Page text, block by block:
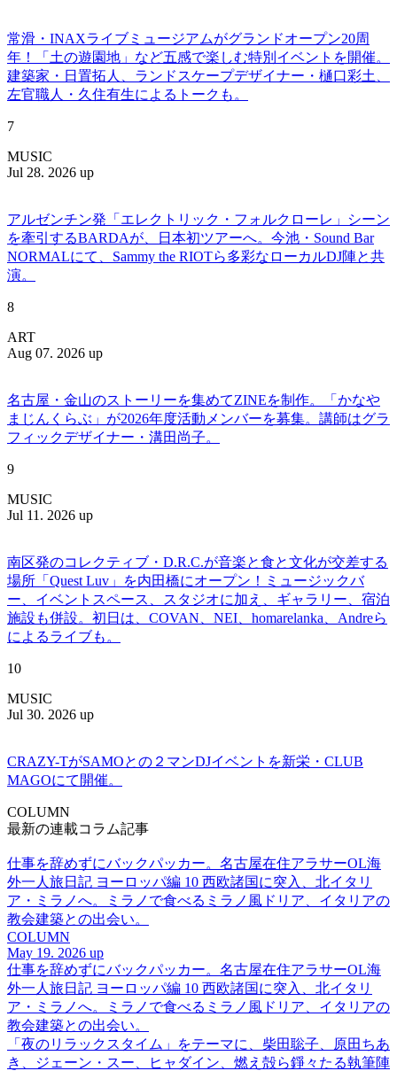
常滑・INAXライブミュージアムがグランドオープン20周
年！「土の遊園地」など五感で楽しむ特別イベントを開催。
建築家・日置拓人、ランドスケープデザイナー・樋口彩土、
左官職人・久住有生によるトークも。
7
MUSIC
Jul 28. 2026 up
アルゼンチン発「エレクトリック・フォルクローレ」シーン
を牽引するBARDAが、日本初ツアーへ。今池・Sound Bar
NORMALにて、Sammy the RIOTら多彩なローカルDJ陣と共
演。
8
ART
Aug 07. 2026 up
名古屋・金山のストーリーを集めてZINEを制作。「かなや
まじんくらぶ」が2026年度活動メンバーを募集。講師はグラ
フィックデザイナー・溝田尚子。
9
MUSIC
Jul 11. 2026 up
南区発のコレクティブ・D.R.C.が⾳楽と⾷と⽂化が交差する
場所「Quest Luv」を内田橋にオープン！ミュージックバ
ー、イベントスペース、スタジオに加え、ギャラリー、宿泊
施設も併設。初日は、COVAN、NEI、homarelanka、Andreら
によるライブも。
10
MUSIC
Jul 30. 2026 up
CRAZY-TがSAMOとの２マンDJイベントを新栄・CLUB
MAGOにて開催。
COLUMN
最新の連載コラム記事
仕事を辞めずにバックパッカー。名古屋在住アラサーOL海
外一人旅日記 ヨーロッパ編 10 西欧諸国に突入、北イタリ
ア・ミラノへ。ミラノで食べるミラノ風ドリア、イタリアの
教会建築との出会い。
COLUMN
May 19. 2026 up
仕事を辞めずにバックパッカー。名古屋在住アラサーOL海
外一人旅日記 ヨーロッパ編 10 西欧諸国に突入、北イタリ
ア・ミラノへ。ミラノで食べるミラノ風ドリア、イタリアの
教会建築との出会い。
「夜のリラックスタイム」をテーマに、柴田聡子、原田ちあ
き、ジェーン・スー、ヒャダイン、燃え殻ら錚々たる執筆陣